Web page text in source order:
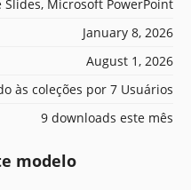
Slides, Microsoft PowerPoint
January 8, 2026
August 1, 2026
às coleções por 7 Usuários
9 downloads este mês
modelo